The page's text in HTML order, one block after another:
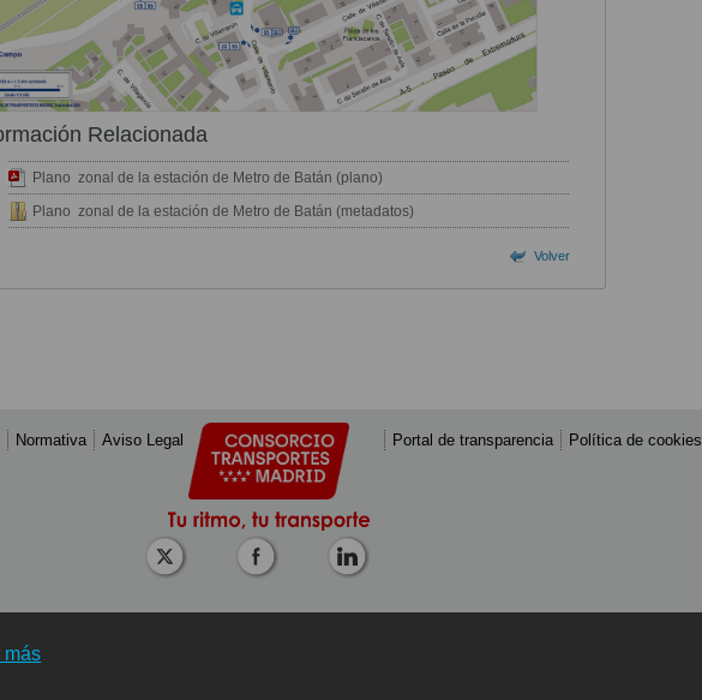
más
Relacionada
Plano zonal de la estación de Metro de Batán (plano)
Plano zonal de la estación de Metro de Batán (metadatos)
Volver
Normativa Aviso Legal Portal de transparencia Política de cookies